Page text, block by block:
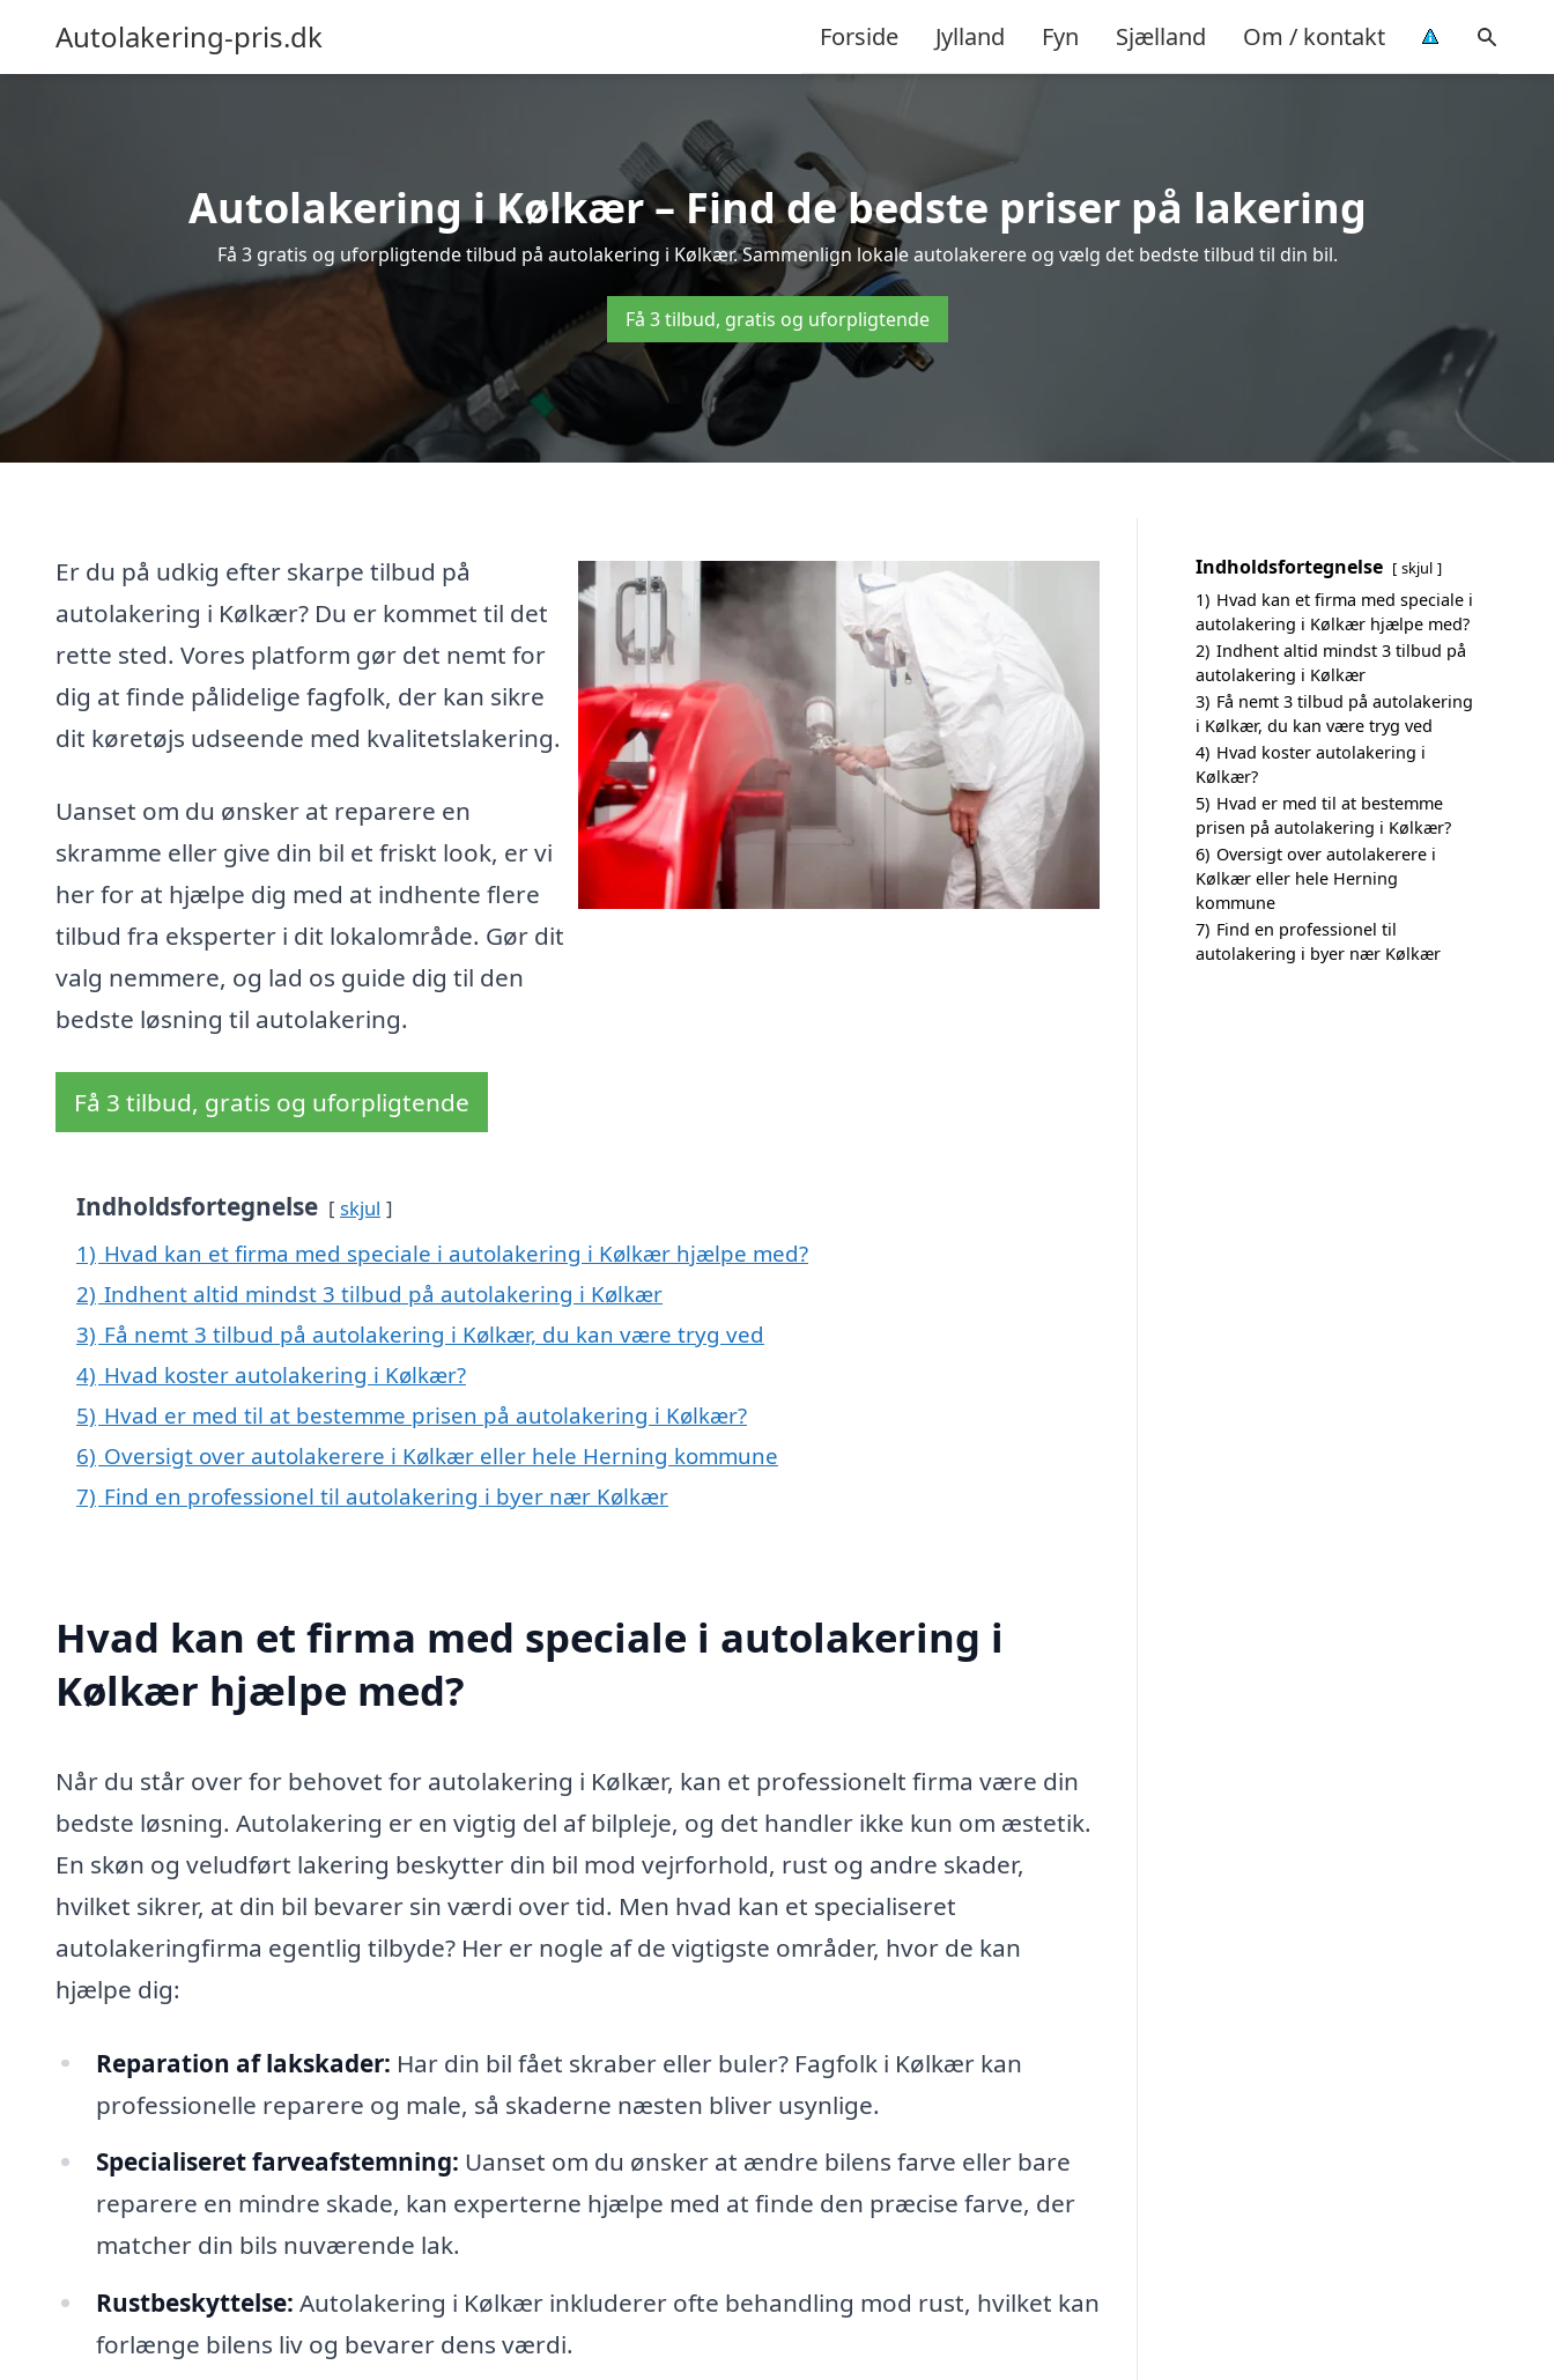
Autolakering-pris.dk Forside Jylland Fyn Sjælland Om / kontakt
Autolakering i Kølkær – Find de bedste priser på lakering
Få 3 gratis og uforpligtende tilbud på autolakering i Kølkær. Sammenlign lokale autolakerere og vælg det bedste tilbud til din bil.
Få 3 tilbud, gratis og uforpligtende
Er du på udkig efter skarpe tilbud på
autolakering i Kølkær? Du er kommet til det
rette sted. Vores platform gør det nemt for
dig at finde pålidelige fagfolk, der kan sikre
dit køretøjs udseende med kvalitetslakering.
Uanset om du ønsker at reparere en
skramme eller give din bil et friskt look, er vi
her for at hjælpe dig med at indhente flere
tilbud fra eksperter i dit lokalområde. Gør dit
valg nemmere, og lad os guide dig til den
bedste løsning til autolakering.
Få 3 tilbud, gratis og uforpligtende
Indholdsfortegnelse skjul
1) Hvad kan et firma med speciale i autolakering i Kølkær hjælpe med?
2) Indhent altid mindst 3 tilbud på autolakering i Kølkær
3) Få nemt 3 tilbud på autolakering i Kølkær, du kan være tryg ved
4) Hvad koster autolakering i Kølkær?
5) Hvad er med til at bestemme prisen på autolakering i Kølkær?
6) Oversigt over autolakerere i Kølkær eller hele Herning kommune
7) Find en professionel til autolakering i byer nær Kølkær
Hvad kan et firma med speciale i autolakering i
Kølkær hjælpe med?
Når du står over for behovet for autolakering i Kølkær, kan et professionelt firma være din
bedste løsning. Autolakering er en vigtig del af bilpleje, og det handler ikke kun om æstetik.
En skøn og veludført lakering beskytter din bil mod vejrforhold, rust og andre skader,
hvilket sikrer, at din bil bevarer sin værdi over tid. Men hvad kan et specialiseret
autolakeringfirma egentlig tilbyde? Her er nogle af de vigtigste områder, hvor de kan
hjælpe dig:
Reparation af lakskader: Har din bil fået skraber eller buler? Fagfolk i Kølkær kan
professionelle reparere og male, så skaderne næsten bliver usynlige.
Specialiseret farveafstemning: Uanset om du ønsker at ændre bilens farve eller bare
reparere en mindre skade, kan experterne hjælpe med at finde den præcise farve, der
matcher din bils nuværende lak.
Rustbeskyttelse: Autolakering i Kølkær inkluderer ofte behandling mod rust, hvilket kan
forlænge bilens liv og bevarer dens værdi.
Indholdsfortegnelse skjul
1) Hvad kan et firma med speciale i
autolakering i Kølkær hjælpe med?
2) Indhent altid mindst 3 tilbud på
autolakering i Kølkær
3) Få nemt 3 tilbud på autolakering
i Kølkær, du kan være tryg ved
4) Hvad koster autolakering i
Kølkær?
5) Hvad er med til at bestemme
prisen på autolakering i Kølkær?
6) Oversigt over autolakerere i
Kølkær eller hele Herning
kommune
7) Find en professionel til
autolakering i byer nær Kølkær